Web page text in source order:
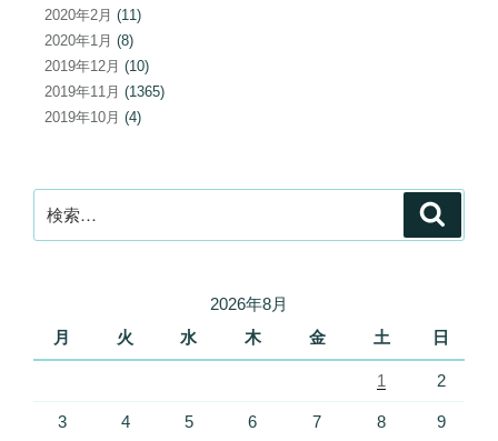
2020年2月 (11)
2020年1月 (8)
2019年12月 (10)
2019年11月 (1365)
2019年10月 (4)
索:
2026年8月
月
火 水 木 金 土 日
1 2
3 4 5 6 7 8 9